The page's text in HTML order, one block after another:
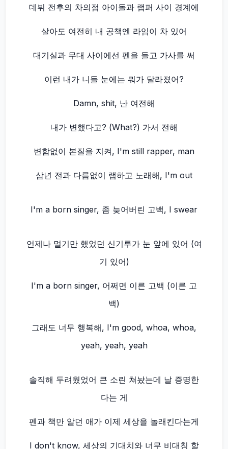
데뷔 전후의 차의점 아이돌과 랩퍼 사이 경계에
살아도 여전히 내 공책엔 라임이 차 있어
대기실과 무대 사이에선 펜을 들고 가사를 써
이런 내가 니들 눈에는 뭐가 달라졌어?
Damn, shit, 난 여전해
내가 변했다고? (What?) 가서 전해
변함없이 본질을 지켜, I'm still rapper, man
삼년 전과 다름없이 랩하고 노래해, I'm out
I'm a born singer, 좀 늦어버린 고백, I swear
언제나 멀기만 했었던 신기루가 눈 앞에 있어 (여
기 있어)
I'm a born singer, 어쩌면 이른 고백 (이른 고
백)
그래도 너무 행복해, I'm good, whoa, whoa,
yeah, yeah, yeah
솔직해 두려웠었어 큰 소린 쳐놨는데 날 증명한
다는 게
펜과 책만 알던 애가 이제 세상을 놀래킨다는게
I don't know, 세상의 기대치와 너무 비대칭 할